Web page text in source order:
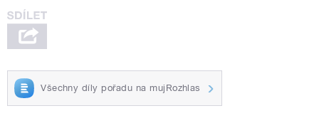
Všechny díly pořadu na mujRozhlas